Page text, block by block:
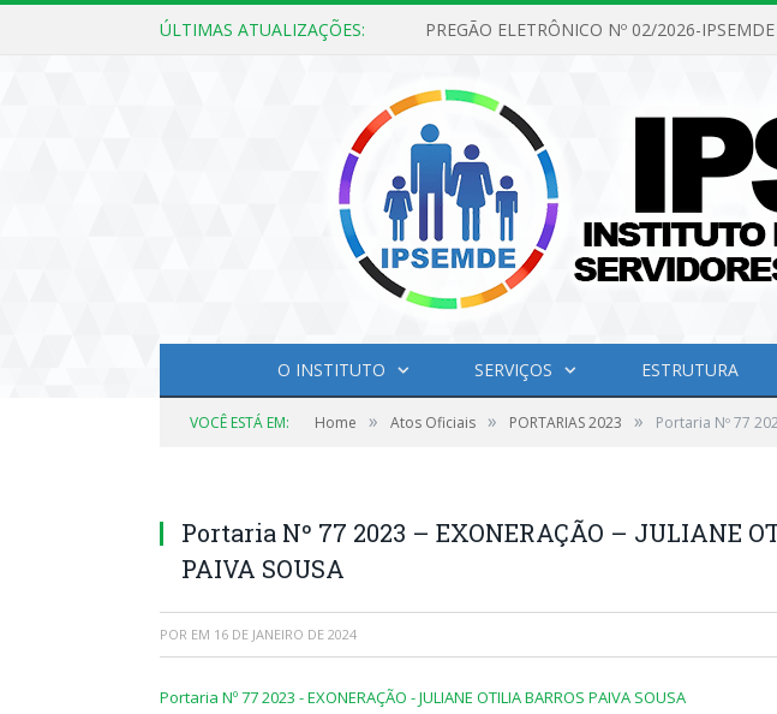
ÚLTIMAS ATUALIZAÇÕES:
O INSTITUTO SERVIÇOS ESTRUTURA
VOCÊ ESTÁ EM: Home » Atos Oficiais » PORTARIAS 2023 » Portaria Nº 77
Portaria Nº 77 2023 – EXONERAÇÃO – JULIANE
PAIVA SOUSA
POR EM 16 DE JANEIRO DE 2024
Portaria Nº 77 2023 - EXONERAÇÃO - JULIANE OTILIA BARROS PAIVA SOUSA